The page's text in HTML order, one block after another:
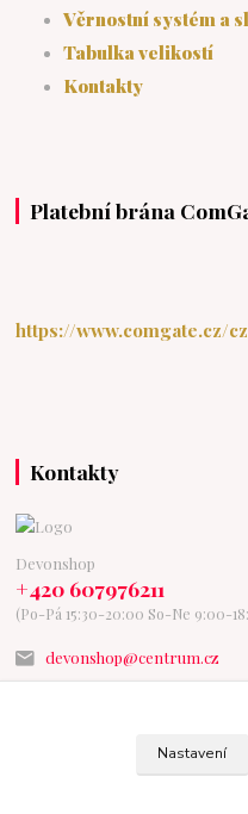
Věrnostní systém a
Tabulka velikostí
Kontakty
Platební brána
https://www.comgate.cz/
Kontakty
Devonshop
+420 607976211
(Po-Pá 15:30-20:00 So-Ne 9:00-
devonshop@centrum.cz
Nastavení